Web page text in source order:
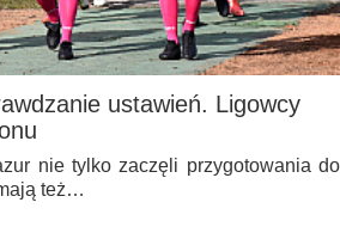
ustawień. Ligowcy
nie tylko zaczęli przygotowania do
też…